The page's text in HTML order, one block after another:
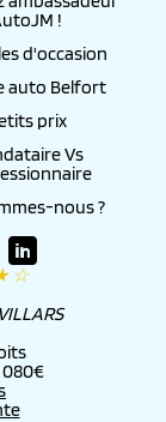
!
d'occasion
auto Belfort
prix
Vs
nous ?
☆
080€